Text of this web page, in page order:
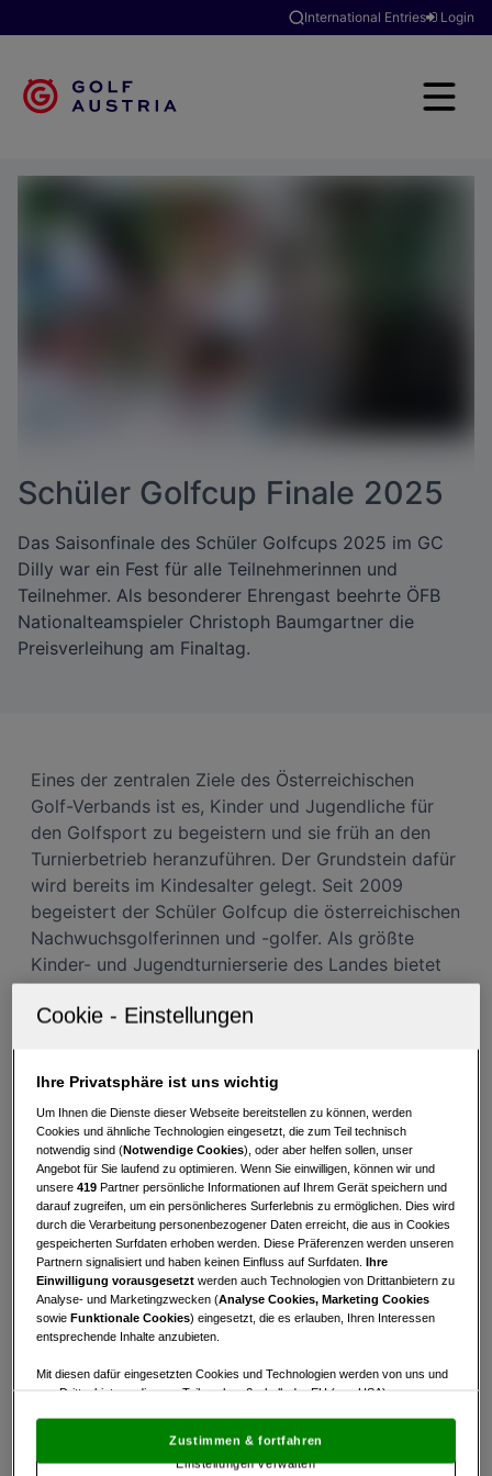
International Entries Login
Schüler Golfcup Finale 2025
Das Saisonfinale des Schüler Golfcups 2025 im GC
Dilly war ein Fest für alle Teilnehmerinnen und
Teilnehmer. Als besonderer Ehrengast beehrte ÖFB
Nationalteamspieler Christoph Baumgartner die
Preisverleihung am Finaltag.
Eines der zentralen Ziele des Österreichischen
Golf-Verbands ist es, Kinder und Jugendliche für
den Golfsport zu begeistern und sie früh an den
Turnierbetrieb heranzuführen. Der Grundstein dafür
wird bereits im Kindesalter gelegt. Seit 2009
begeistert der Schüler Golfcup die österreichischen
Nachwuchsgolferinnen und -golfer. Als größte
Kinder- und Jugendturnierserie des Landes bietet
er Spielerinnen und Spielern zwischen 8 und 18
Jahren die ideale Möglichkeit, ohne elterliche
Gespielt wird in fünf Altersklassen (U10 bis U18),
getrennt nach Mädchen und Burschen sowie in
Netto- und Bruttowertungen. Das große
Österreich-Finale ging heuer im Golfclub Dilly in
Windischgarsten über die Bühne. Startberechtigt
waren die drei bis neun Bestplatzierten (je nach
Altersgruppe und Geschlecht) in den jeweiligen
Ranglisten. Insgesamt stellten sich knapp 100
Nachwuchsgolferinnen und -golfer der sportlichen
Herausforderung.
Saisonhighlight mit
abwechslungsreichem
Rahmenprogramm
Ihre Privatsphäre ist uns wichtig
Um Ihnen die Dienste dieser Webseite bereitstellen zu können, werden
Cookies und ähnliche Technologien eingesetzt, die zum Teil technisch
notwendig sind (Notwendige Cookies), oder aber helfen sollen, unser
Angebot für Sie laufend zu optimieren. Wenn Sie einwilligen, können wir und
unsere419 Partner persönliche Informationen auf Ihrem Gerät speichern und
darauf zugreifen, um ein persönlicheres Surferlebnis zu ermöglichen. Dies wird
durch die Verarbeitung personenbezogener Daten erreicht, die aus in Cookies
gespeicherten Surfdaten erhoben werden. Diese Präferenzen werden unseren
Partnern signalisiert und haben keinen Einfluss auf Surfdaten.Ihre
Einwilligung vorausgesetzt werden auch Technologien von Drittanbietern zu
Analyse- und Marketingzwecken (Analyse Cookies, Marketing Cookies
sowieFunktionale Cookies) eingesetzt, die es erlauben, Ihren Interessen
entsprechende Inhalte anzubieten.
Mit diesen dafür eingesetzten Cookies und Technologien werden von uns und
von Drittanbietern, die zum Teil auch außerhalb der EU (u.a. USA)
angemessenes Datenschutzniveau bescheinigt.Es besteht insbesondere
das Risiko, dass Ihre Daten dem Zugriff durch US-Behörden zu Kontroll- und
Einstellungen verwalten
Zustimmen & fortfahren